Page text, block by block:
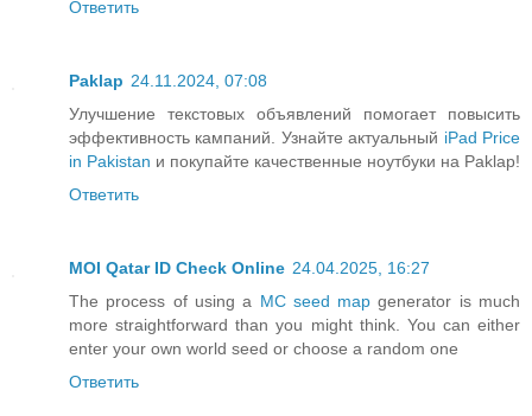
Ответить
Paklap 24.11.2024, 07:08
Улучшение текстовых объявлений помогает повысить
эффективность кампаний. Узнайте актуальный iPad Price
in Pakistan и покупайте качественные ноутбуки на Paklap!
Ответить
MOI Qatar ID Check Online 24.04.2025, 16:27
The process of using a MC seed map generator is much
more straightforward than you might think. You can either
enter your own world seed or choose a random one
Ответить